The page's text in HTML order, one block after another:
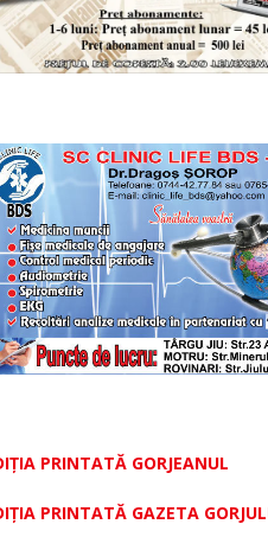
PRINTATĂ GORJEANUL
PRINTATĂ GAZETA